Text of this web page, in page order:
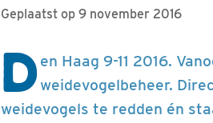
Geplaatst op 9 november 2016
Den Haag 9-11 2016.
weidevogelbeheer.
weidevogels te redden én